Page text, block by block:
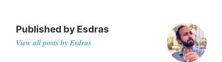
Published by Esdras
View all posts by Esdras